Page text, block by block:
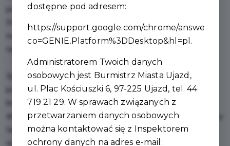
pierwszego pomysłu aż po gotowy montaż u klienta.
Prowadzimy WŁASNĄ produkcję, dlatego możemy
tworzyć ogrodzenia dokładnie takie, jakich potrzebujesz,
Specjalizujemy się w ogrodzeniach panelowych,
palisadowych, grzebieniowych, żaluzjowych, a także w
bramach od skrzydłowych po przesuwne jak i furtkach
dopasowanych do całego systemu. Wszystko projektujemy
tak aby wyglądało dobrze, działało bez problemu i
wytrzymało na lata.
dostępne pod adresem:
https://support.google.com/chrome/answer/
co=GENIE.Platform%3DDesktop&hl=pl .
Administratorem Twoich danych
osobowych jest Burmistrz Miasta Ujazd,
ul. Plac Kościuszki 6, 97-225 Ujazd, tel. 44
719 21 29. W sprawach związanych z
przetwarzaniem danych osobowych
można kontaktować się z Inspektorem
ochrony danych na adres e-mail: